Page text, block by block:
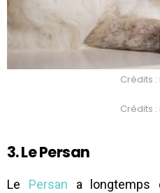
Crédits :
Crédits :
3. Le Persan
Le Persan a longtemps